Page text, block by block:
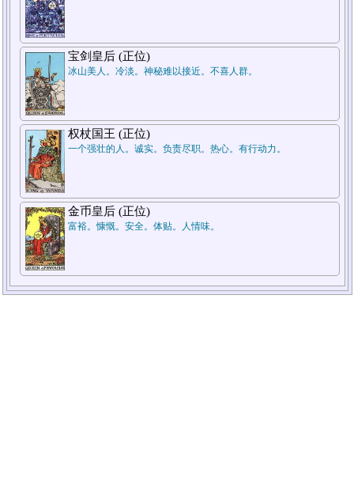
宝剑皇后 (正位)
冰山美人。冷淡。神秘难以接近。不喜人群。
权杖国王 (正位)
一个强壮的人。诚实。负责尽职。热心。有行动力。
金币皇后 (正位)
富裕。慷慨。安全。体贴。人情味。